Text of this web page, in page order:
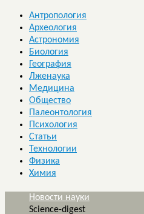
Антропология
Археология
Астрономия
Биология
География
Лженаука
Медицина
Общество
Палеонтология
Психология
Статьи
Технологии
Физика
Химия
Новости науки
Science-digest